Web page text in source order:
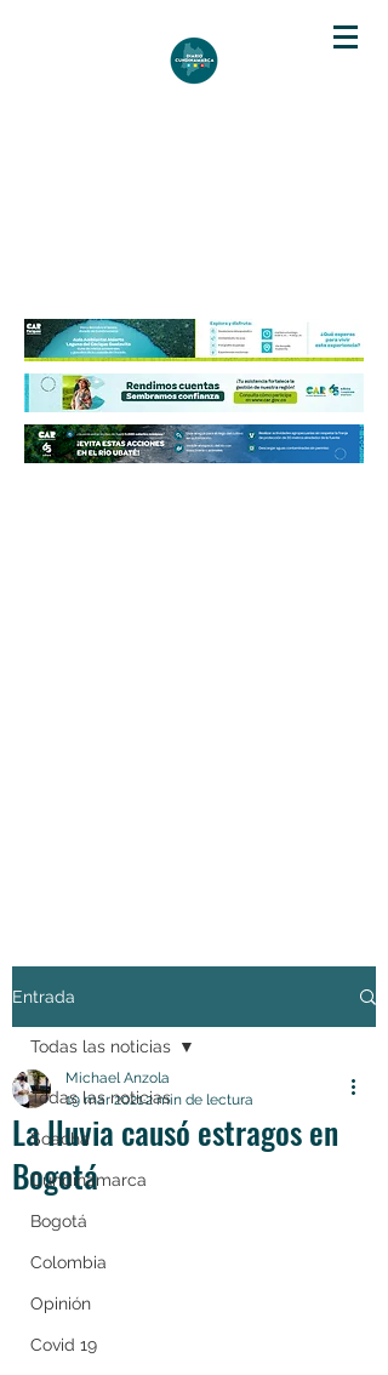
Entrada
Todas las noticias
Soacha
Cundinamarca
Bogotá
Colombia
Opinión
Covid 19
Todas las noticias
La lluvia causó estragos en
Bogotá
Michael Anzola
19 mar 20212 min de lectura